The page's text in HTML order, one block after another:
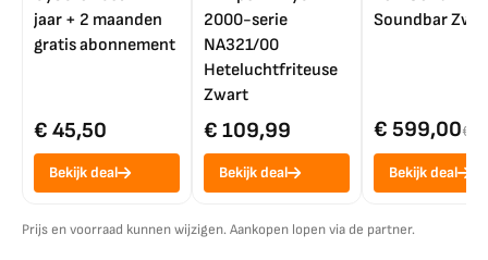
jaar + 2 maanden
gratis abonnement
€ 45,50
Bekijk deal
2000-serie
NA321/00
Heteluchtfriteuse
Zwart
€ 109,99
Bekijk deal
Soundbar
€ 599,00€
Bekijk deal
Prijs en voorraad kunnen wijzigen. Aankopen lopen via de partner.